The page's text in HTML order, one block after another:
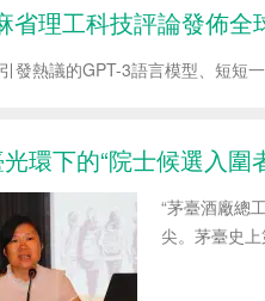
省理工科技評論發佈
發熱議的GPT-3語言模型、短短
環下的“院士候選入圍
“茅臺酒廠總
尖。茅臺史